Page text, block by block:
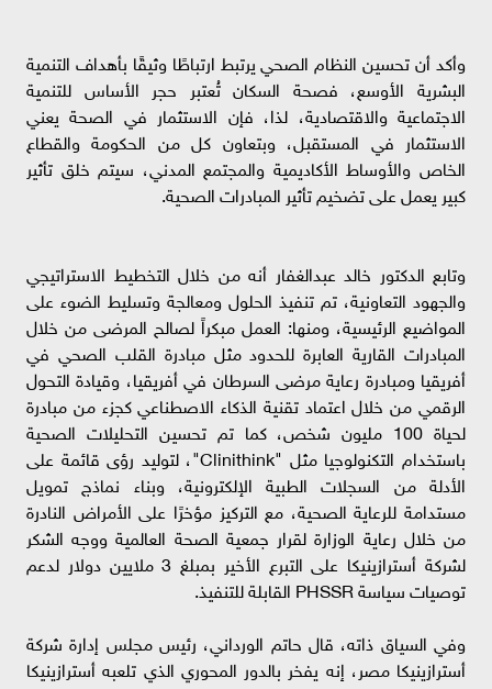
وأكد أن تحسين النظام الصحي يرتبط ارتباطًا وثيقًا بأهداف التنمية
البشرية الأوسع، فصحة السكان تُعتبر حجر الأساس للتنمية
الاجتماعية والاقتصادية، لذا، فإن الاستثمار في الصحة يعني
الاستثمار في المستقبل، وبتعاون كل من الحكومة والقطاع
الخاص والأوساط الأكاديمية والمجتمع المدني، سيتم خلق تأثير
كبير يعمل على تضخيم تأثير المبادرات الصحية.
وتابع الدكتور خالد عبدالغفار أنه من خلال التخطيط الاستراتيجي
والجهود التعاونية، تم تنفيذ الحلول ومعالجة وتسليط الضوء على
المواضيع الرئيسية، ومنها: العمل مبكراً لصالح المرضى من خلال
المبادرات القارية العابرة للحدود مثل مبادرة القلب الصحي في
أفريقيا ومبادرة رعاية مرضى السرطان في أفريقيا، وقيادة التحول
الرقمي من خلال اعتماد تقنية الذكاء الاصطناعي كجزء من مبادرة
لحياة 100 مليون شخص، كما تم تحسين التحليلات الصحية
باستخدام التكنولوجيا مثل "Clinithink"، لتوليد رؤى قائمة على
الأدلة من السجلات الطبية الإلكترونية، وبناء نماذج تمويل
مستدامة للرعاية الصحية، مع التركيز مؤخرًا على الأمراض النادرة
من خلال رعاية الوزارة لقرار جمعية الصحة العالمية ووجه الشكر
لشركة أسترازينيكا على التبرع الأخير بمبلغ 3 ملايين دولار لدعم
توصيات سياسة PHSSR القابلة للتنفيذ.
وفي السياق ذاته، قال حاتم الورداني، رئيس مجلس إدارة شركة
أسترازينيكا مصر، إنه يفخر بالدور المحوري الذي تلعبه أسترازينيكا